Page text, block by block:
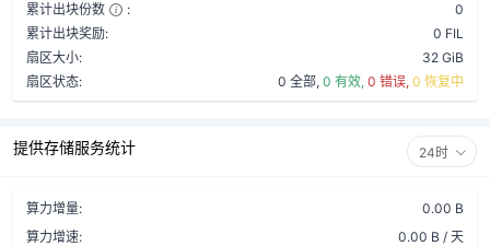
累计出块份数
:
0
累计出块奖励:
0 FIL
扇区大小:
32 GiB
扇区状态:
0 全部, 0 有效, 0 错误, 0 恢复中
提供存储服务统计 24时
算力增量:
0.00 B
算力增速:
0.00 B / 天